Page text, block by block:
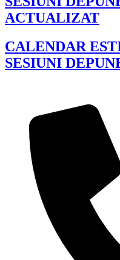
ACTUALIZAT
CALENDAR
SESIUNI